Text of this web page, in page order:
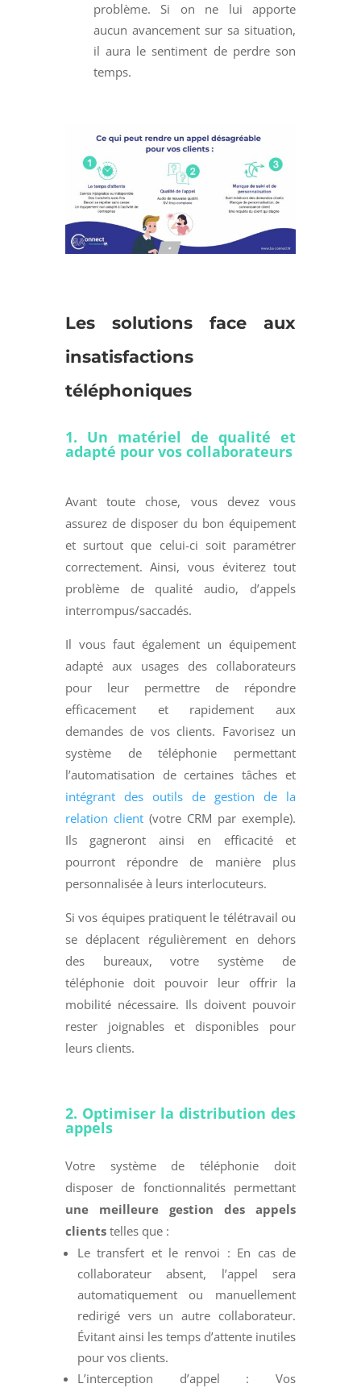
problème. Si on ne lui apporte
aucun avancement sur sa situation,
il aura le sentiment de perdre son
temps.
Les solutions face aux
insatisfactions
téléphoniques
1. Un matériel de qualité et
adapté pour vos collaborateurs
Avant toute chose, vous devez vous
assurez de disposer du bon équipement
et surtout que celui-ci soit paramétrer
correctement. Ainsi, vous éviterez tout
problème de qualité audio, d’appels
interrompus/saccadés.
Il vous faut également un équipement
adapté aux usages des collaborateurs
pour leur permettre de répondre
efficacement et rapidement aux
demandes de vos clients. Favorisez un
système de téléphonie permettant
l’automatisation de certaines tâches et
intégrant des outils de gestion de la
relation client(votre CRM par exemple).
Ils gagneront ainsi en efficacité et
pourront répondre de manière plus
personnalisée à leurs interlocuteurs.
Si vos équipes pratiquent le télétravail ou
se déplacent régulièrement en dehors
des bureaux, votre système de
téléphonie doit pouvoir leur offrir la
mobilité nécessaire. Ils doivent pouvoir
rester joignables et disponibles pour
leurs clients.
2. Optimiser la distribution des
appels
Votre système de téléphonie doit
disposer de fonctionnalités permettant
une meilleure gestion des appels
clientstelles que :
Le transfert et le renvoi : En cas de
collaborateur absent, l’appel sera
automatiquement ou manuellement
redirigé vers un autre collaborateur.
Évitant ainsi les temps d’attente inutiles
pour vos clients.
L’interception d’appel : Vos